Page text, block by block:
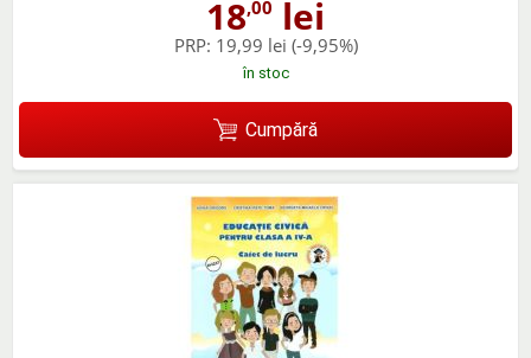
18,00 lei
PRP: 19,99 lei (-9,95%)
în stoc
Cumpără